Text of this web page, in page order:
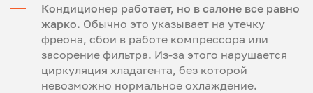
Кондиционер работает, но в салоне все равно
жарко. Обычно это указывает на утечку
фреона, сбои в работе компрессора или
засорение фильтра. Из-за этого нарушается
циркуляция хладагента, без которой
невозможно нормальное охлаждение.